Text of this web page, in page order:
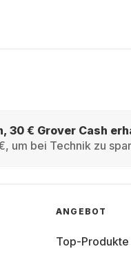
30 € Grover Cash
um bei Technik zu
ANGEBOT
Top-Produkte